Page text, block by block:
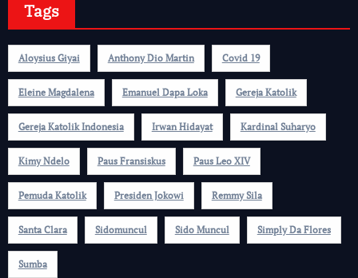
Tags
Aloysius Giyai Anthony Dio Martin Covid 19
Eleine Magdalena Emanuel Dapa Loka Gereja Katolik
Gereja Katolik Indonesia Irwan Hidayat Kardinal Suharyo
Kimy Ndelo Paus Fransiskus Paus Leo XIV
Pemuda Katolik Presiden Jokowi Remmy Sila
Santa Clara Sidomuncul Sido Muncul Simply Da Flores
Sumba